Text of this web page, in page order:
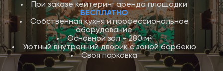
При заказе кейтеринг аренда площадки
БЕСПЛАТНО
Собственная кухня и профессиональное
оборудование
Основной зал - 280 м²
Уютный внутренний дворик с зоной барбекю
Своя парковка